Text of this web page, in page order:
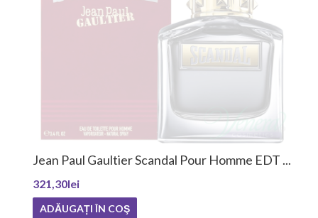
Jean Paul Gaultier Scandal Pour Homme EDT ...
321,30lei
ADĂUGAȚI ÎN COŞ